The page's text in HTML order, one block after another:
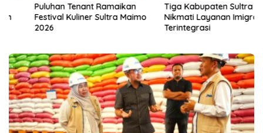
Puluhan Tenant Ramaikan
Festival Kuliner Sultra Maimo
Tiga Kabupaten Sultra
Nikmati Layanan Imigrasi
Terintegrasi